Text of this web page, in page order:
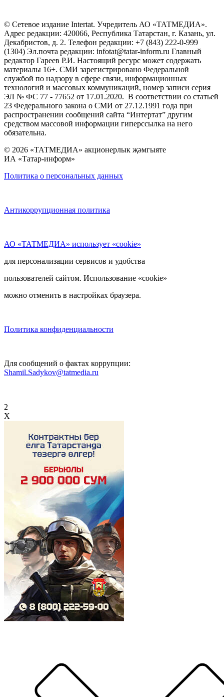
© Сетевое издание Intertat. Учредитель АО «ТАТМЕДИА».
Адрес редакции: 420066, Республика Татарстан, г. Казань, ул.
Декабристов, д. 2. Телефон редакции: +7 (843) 222-0-999
(1304) Эл.почта редакции: infotat@tatar-inform.ru Главный
редактор Гареев Р.И. Настоящий ресурс может содержать
материалы 16+. СМИ зарегистрировано Федеральной
службой по надзору в сфере связи, информационных
технологий и массовых коммуникаций, номер записи серия
ЭЛ № ФС 77 - 77652 от 17.01.2020. В соответствии со статьей
23 Федерального закона о СМИ от 27.12.1991 года при
распространении сообщений сайта “Интертат” другим
средством массовой информации гиперссылка на него
обязательна.
© 2026 «ТАТМЕДИА» акционерлык җәмгыяте
ИА «Татар-информ»
Политика о персональных данных
Антикоррупционная политика
АО «ТАТМЕДИА» использует «cookie»
для персонализации сервисов и удобства
пользователей сайтом. Использование «cookie»
можно отменить в настройках браузера.
Политика конфиденциальности
Для сообщений о фактах коррупции:
Shamil.Sadykov@tatmedia.ru
2
X